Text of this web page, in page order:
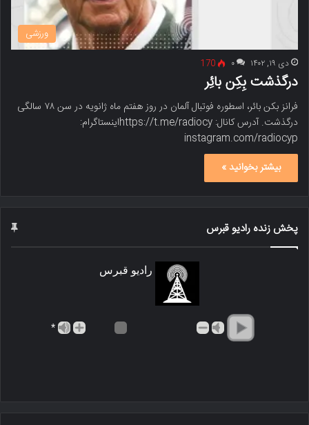
ورزشی
دی ۱۹, ۱۴۰۲ ۰ 170
درگذشت بِکِن بائِر
فرانز بکن بائر، اسطوره فوتبال آلمان در روز هفتم ماه ژانویه در سن ۷۸ سالگی
درگذشت. آدرس کانال: https://t.me/radiocyاینستاگرام:
instagram.com/radiocyp
بیشتر بخوانید »
پخش زنده رادیو قبرس
رادیو قبرس
*